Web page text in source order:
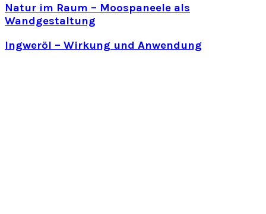
Natur im Raum – Moospaneele als
Wandgestaltung
Ingweröl – Wirkung und Anwendung